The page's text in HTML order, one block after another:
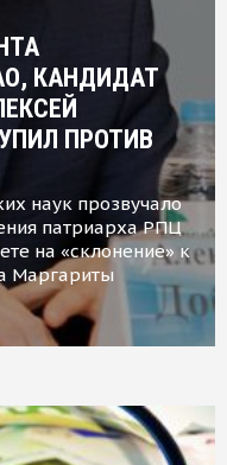
КАНДИДАТ
ПРОТИВ
наук прозвучало
патриарха РПЦ
на «склонение» к
Маргариты